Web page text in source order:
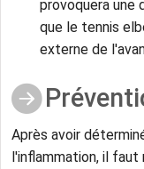
provoquera une
que le tennis
externe de
Après avoir
l'inflammation, il faut